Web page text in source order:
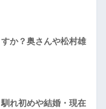
か？奥さんや松村雄
れ初めや結婚・現在